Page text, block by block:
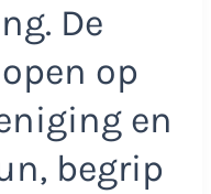
De
op
en
begrip